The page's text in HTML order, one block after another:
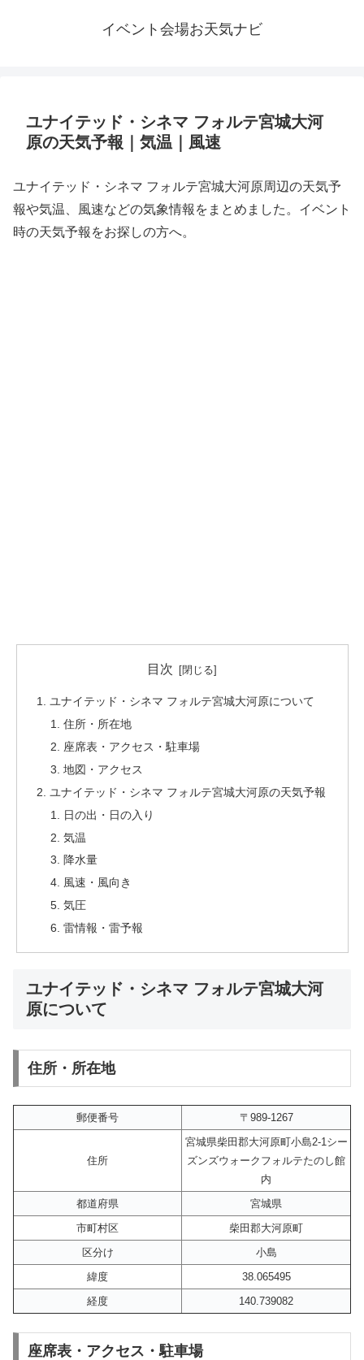
イベント会場お天気ナビ
ユナイテッド・シネマ フォルテ宮城大河
原の天気予報｜気温｜風速
ユナイテッド・シネマ フォルテ宮城大河原周辺の天気予
報や気温、風速などの気象情報をまとめました。イベント
時の天気予報をお探しの方へ。
目次
ユナイテッド・シネマ フォルテ宮城大河原について
住所・所在地
座席表・アクセス・駐車場
地図・アクセス
ユナイテッド・シネマ フォルテ宮城大河原の天気予報
日の出・日の入り
気温
降水量
風速・風向き
気圧
雷情報・雷予報
ユナイテッド・シネマ フォルテ宮城大河
原について
住所・所在地
郵便番号 〒989-1267
住所
宮城県柴田郡大河原町小島2-1シー
ズンズウォークフォルテたのし館
内
都道府県
宮城県
市町村区
柴田郡大河原町
区分け
小島
緯度
38.065495
経度
140.739082
座席表・アクセス・駐車場